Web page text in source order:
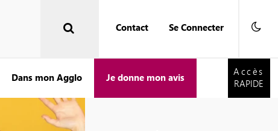
Contact Se Connecter
Accès
Dans mon Agglo Je donne mon avis
Accès
RAPIDE